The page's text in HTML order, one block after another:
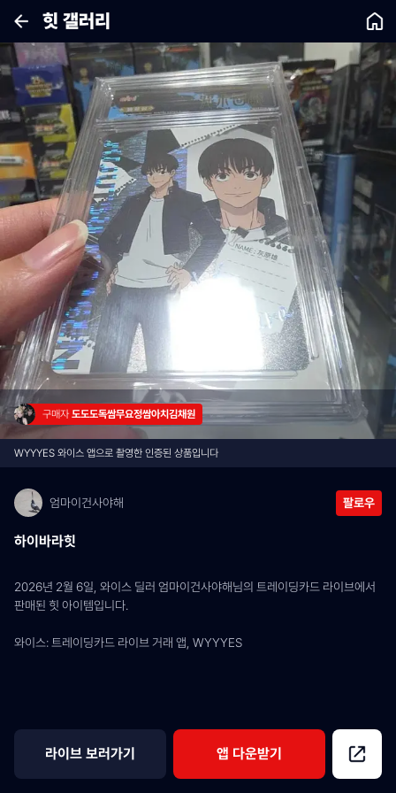
힛 갤러리
구매자 도도도독쌈무요정쌈아치김채원
WYYYES 와이스 앱으로 촬영한 인증된 상품입니다
엄마이건사야해 팔로우
하이바라힛
2026년 2월 6일, 와이스 딜러 엄마이건사야해님의 트레이딩카드 라이브에서
판매된 힛 아이템입니다.
와이스: 트레이딩카드 라이브 거래 앱, WYYYES
라이브 보러가기 앱 다운받기